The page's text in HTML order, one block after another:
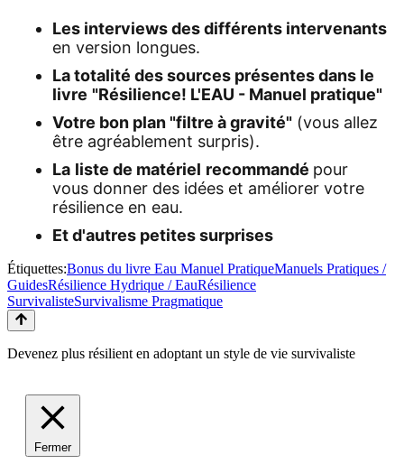
Les interviews des différents intervenants
en version longues.
La totalité des sources présentes dans le
livre "Résilience! L'EAU - Manuel pratique"
Votre bon plan"filtre à gravité" (vous allez
être agréablement surpris).
La liste de matériel recommandé pour
vous donner des idées et améliorer votre
résilience en eau.
Et d'autres petites surprises
Étiquettes:Bonus du livre Eau Manuel PratiqueManuels Pratiques /
GuidesRésilience Hydrique / EauRésilience
SurvivalisteSurvivalisme Pragmatique
Devenez plus résilient en adoptant un style de vie survivaliste
Fermer